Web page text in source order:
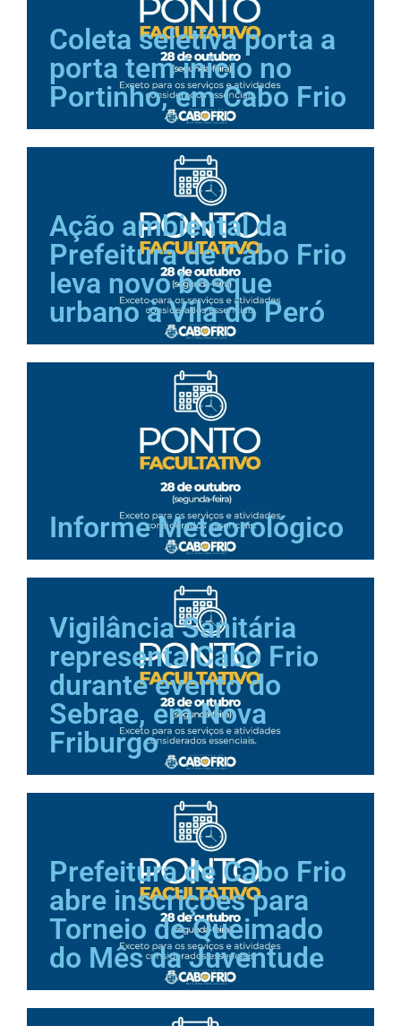
Coleta seletiva porta a
porta tem início no
Portinho, em Cabo Frio
Ação ambiental da
Prefeitura de Cabo Frio
leva novo bosque
urbano à Vila do Peró
Informe Meteorológico
Vigilância Sanitária
representa Cabo Frio
durante evento do
Sebrae, em Nova
Friburgo
Prefeitura de Cabo Frio
abre inscrições para
Torneio de Queimado
do Mês da Juventude